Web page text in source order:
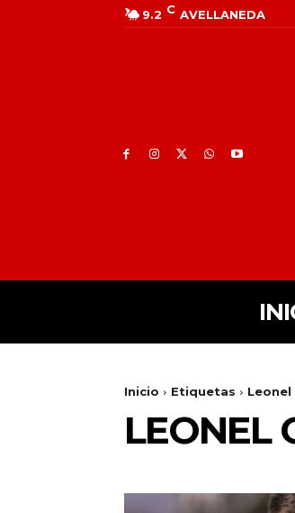
9.2 C AVELLANEDA
Inicio Etiquetas Leonel
LEONEL